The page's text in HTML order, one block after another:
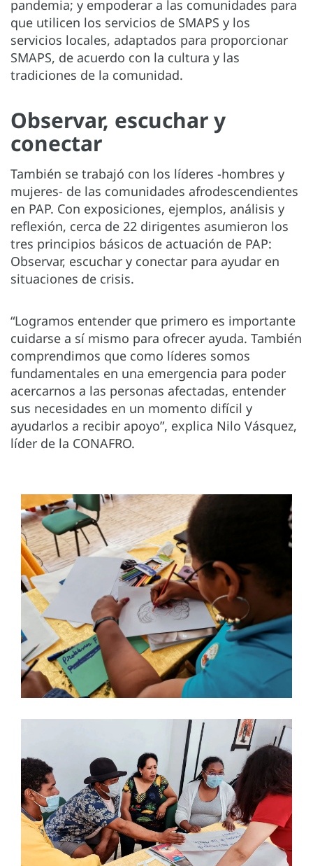
pandemia; y empoderar a las comunidades para
que utilicen los servicios de SMAPS y los
servicios locales, adaptados para proporcionar
SMAPS, de acuerdo con la cultura y las
tradiciones de la comunidad.
​Observar, escuchar y
conectar
También se trabajó con los líderes -hombres y
mujeres- de las comunidades afrodescendientes
en PAP. Con exposiciones, ejemplos, análisis y
reflexión, cerca de 22 dirigentes asumieron los
tres principios básicos de actuación de PAP:
Observar, escuchar y conectar para ayudar en
situaciones de crisis.
“Logramos entender que primero es importante
cuidarse a sí mismo para ofrecer ayuda. También
comprendimos que como líderes somos
fundamentales en una emergencia para poder
acercarnos a las personas afectadas, entender
sus necesidades en un momento difícil y
ayudarlos a recibir apoyo”, explica Nilo Vásquez,
líder de la CONAFRO.